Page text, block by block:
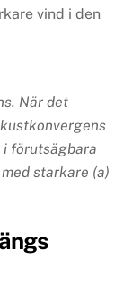
vind i den
När det
i förutsägbara
starkare (a)